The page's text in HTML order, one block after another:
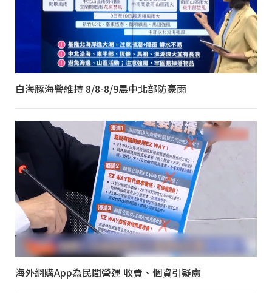
白海豚海警維持 8/8-8/9晨中北部防豪雨
海外網購App為民間營運 收費、個資引疑慮